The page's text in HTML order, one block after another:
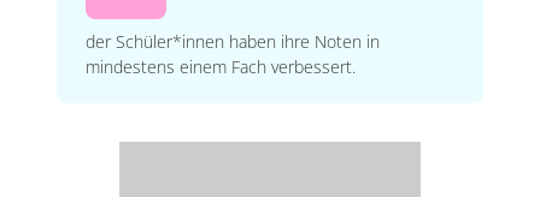
der Schüler*innen haben ihre Noten in
mindestens einem Fach verbessert.